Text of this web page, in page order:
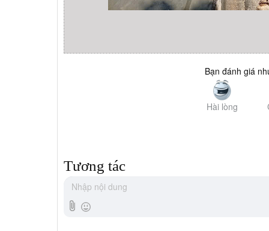
Bạn đánh giá
Hài lòng
Tương tác